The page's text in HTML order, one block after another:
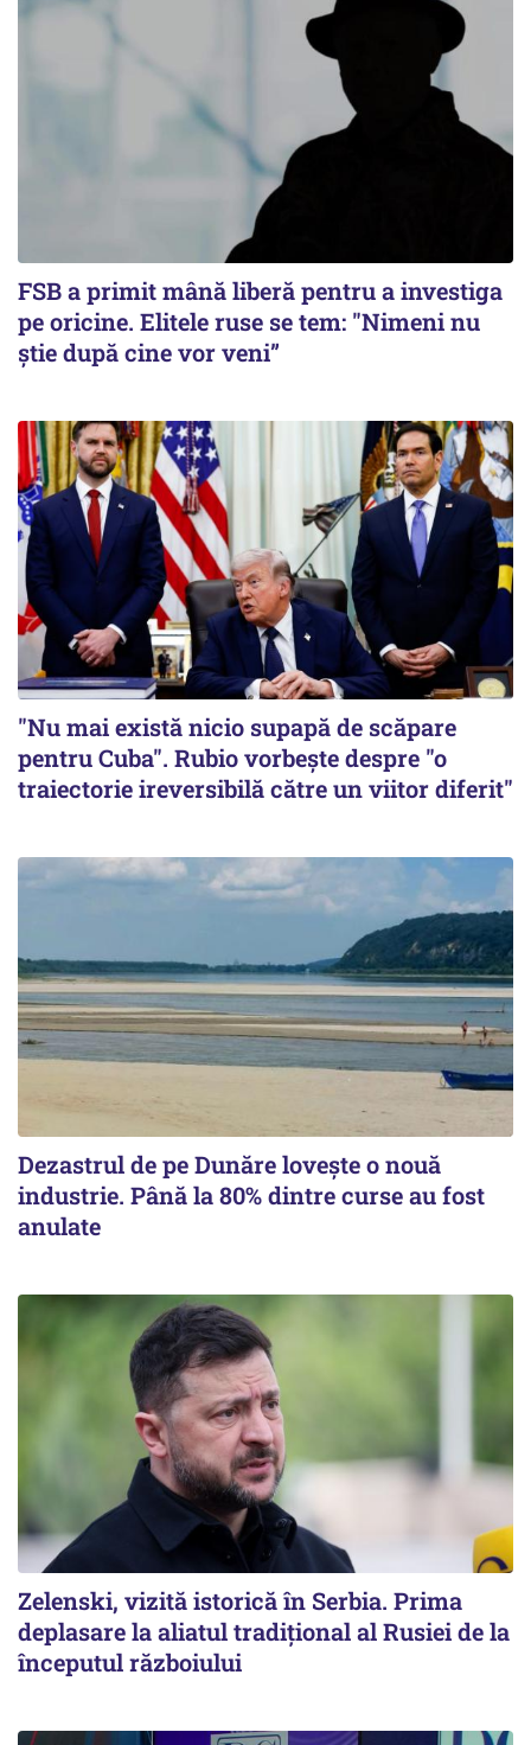
FSB a primit mână liberă pentru a investiga
pe oricine. Elitele ruse se tem: "Nimeni nu
știe după cine vor veni”
"Nu mai există nicio supapă de scăpare
pentru Cuba". Rubio vorbește despre "o
traiectorie ireversibilă către un viitor diferit"
Dezastrul de pe Dunăre lovește o nouă
industrie. Până la 80% dintre curse au fost
anulate
Zelenski, vizită istorică în Serbia. Prima
deplasare la aliatul tradițional al Rusiei de la
începutul războiului